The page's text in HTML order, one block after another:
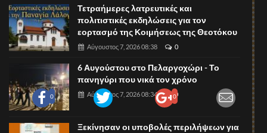
0 0
Τετραήμερες λατρευτικές και
πολιτιστικές εκδηλώσεις για τον
εορτασμό της Κοιμήσεως της Θεοτόκου
Αύγουστος 7, 2026 08:38 0
6 Αυγούστου στο Πελαργοχώρι - Το
πανηγύρι που νικά τον χρόνο
Αύγουστος 7, 2026 08:34 0
Ξεκίνησαν οι υποβολές περιλήψεων για